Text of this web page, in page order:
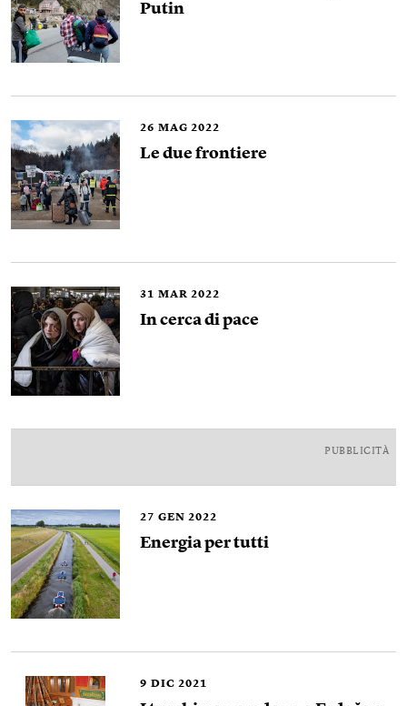
Putin
26 MAG 2022
Le due frontiere
31 MAR 2022
In cerca di pace
PUBBLICITÀ
27 GEN 2022
Energia per tutti
9 DIC 2021